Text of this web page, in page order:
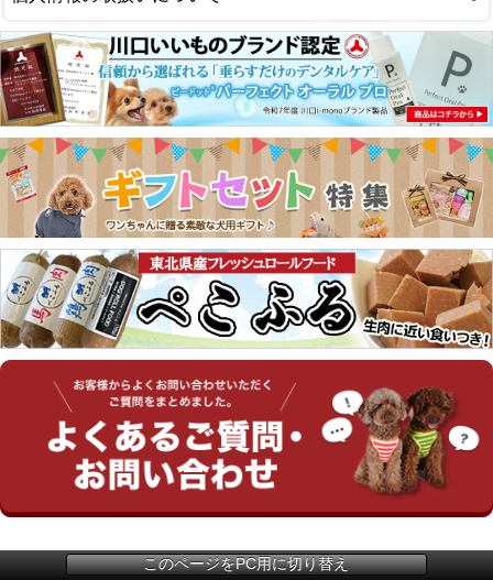
このページをPC用に切り替え